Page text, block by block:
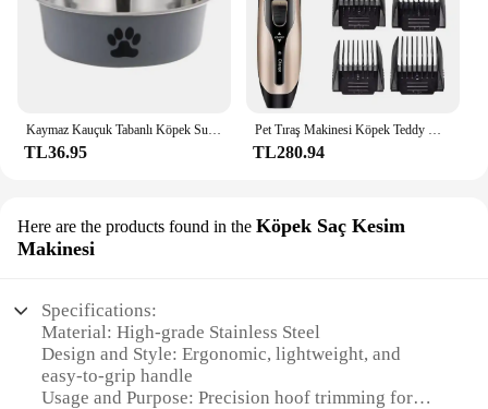
Kaymaz Kauçuk Tabanlı Köpek Su Kasesi ve Küçük Kediler Ve Köpekler İçme Suyu Besleme hayvan mama kabı Paslanmaz Çelik Evcil Hayvan Mama Kasesi
TL36.95
Pet Tıraş Makinesi Köpek Teddy Kedi Tıraş Köpek Saç Düzeltici Clipper Şarj Edilebilir Elektrikli Hayvan Malzemeleri saç kesme makinesi bakım
TL280.94
Here are the products found in the Köpek Saç Kesim
Makinesi
Specifications:
Material: High-grade Stainless Steel
Design and Style: Ergonomic, lightweight, and
easy-to-grip handle
Usage and Purpose: Precision hoof trimming for